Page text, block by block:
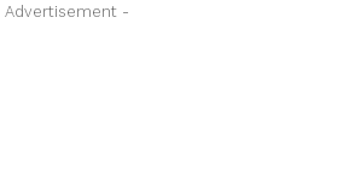
Advertisement -